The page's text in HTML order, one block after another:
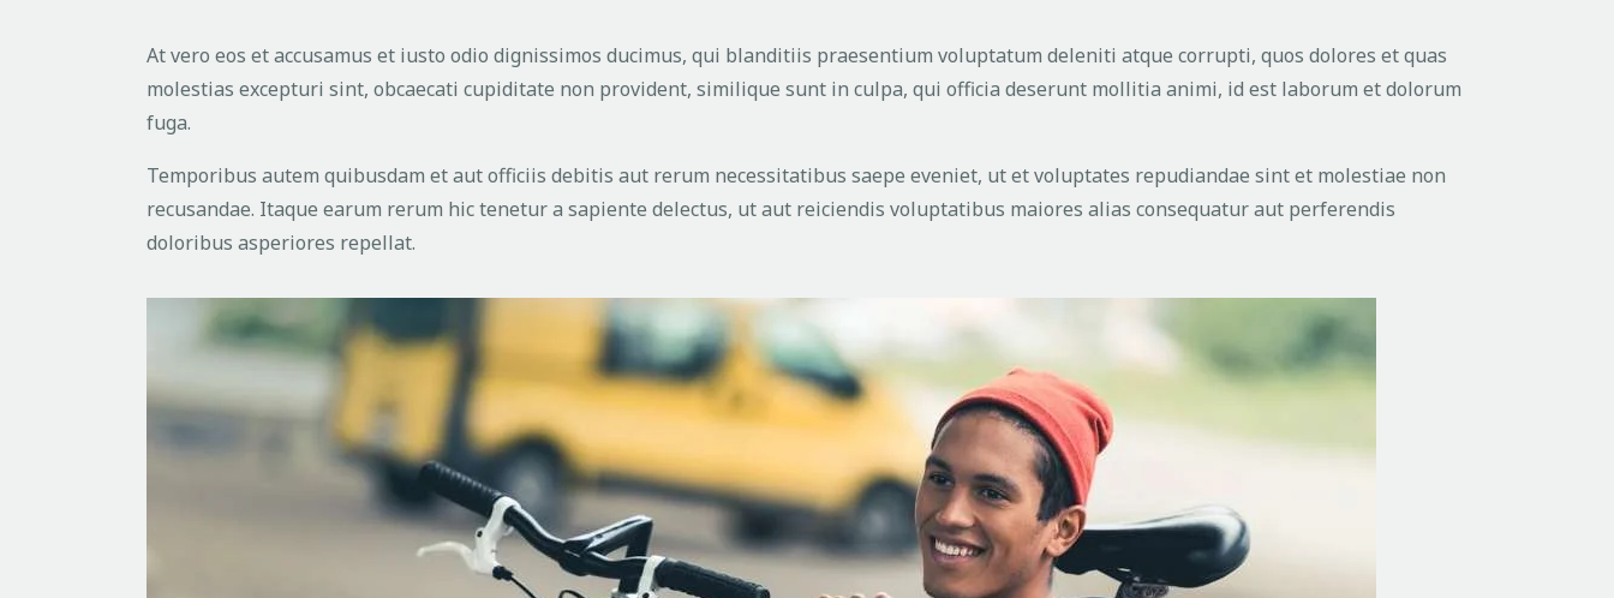
At vero eos et accusamus et iusto odio dignissimos ducimus, qui blanditiis praesentium voluptatum deleniti atque corrupti, quos dolores et quas
molestias excepturi sint, obcaecati cupiditate non provident, similique sunt in culpa, qui officia deserunt mollitia animi, id est laborum et dolorum
fuga.
Temporibus autem quibusdam et aut officiis debitis aut rerum necessitatibus saepe eveniet, ut et voluptates repudiandae sint et molestiae non
recusandae. Itaque earum rerum hic tenetur a sapiente delectus, ut aut reiciendis voluptatibus maiores alias consequatur aut perferendis
doloribus asperiores repellat.